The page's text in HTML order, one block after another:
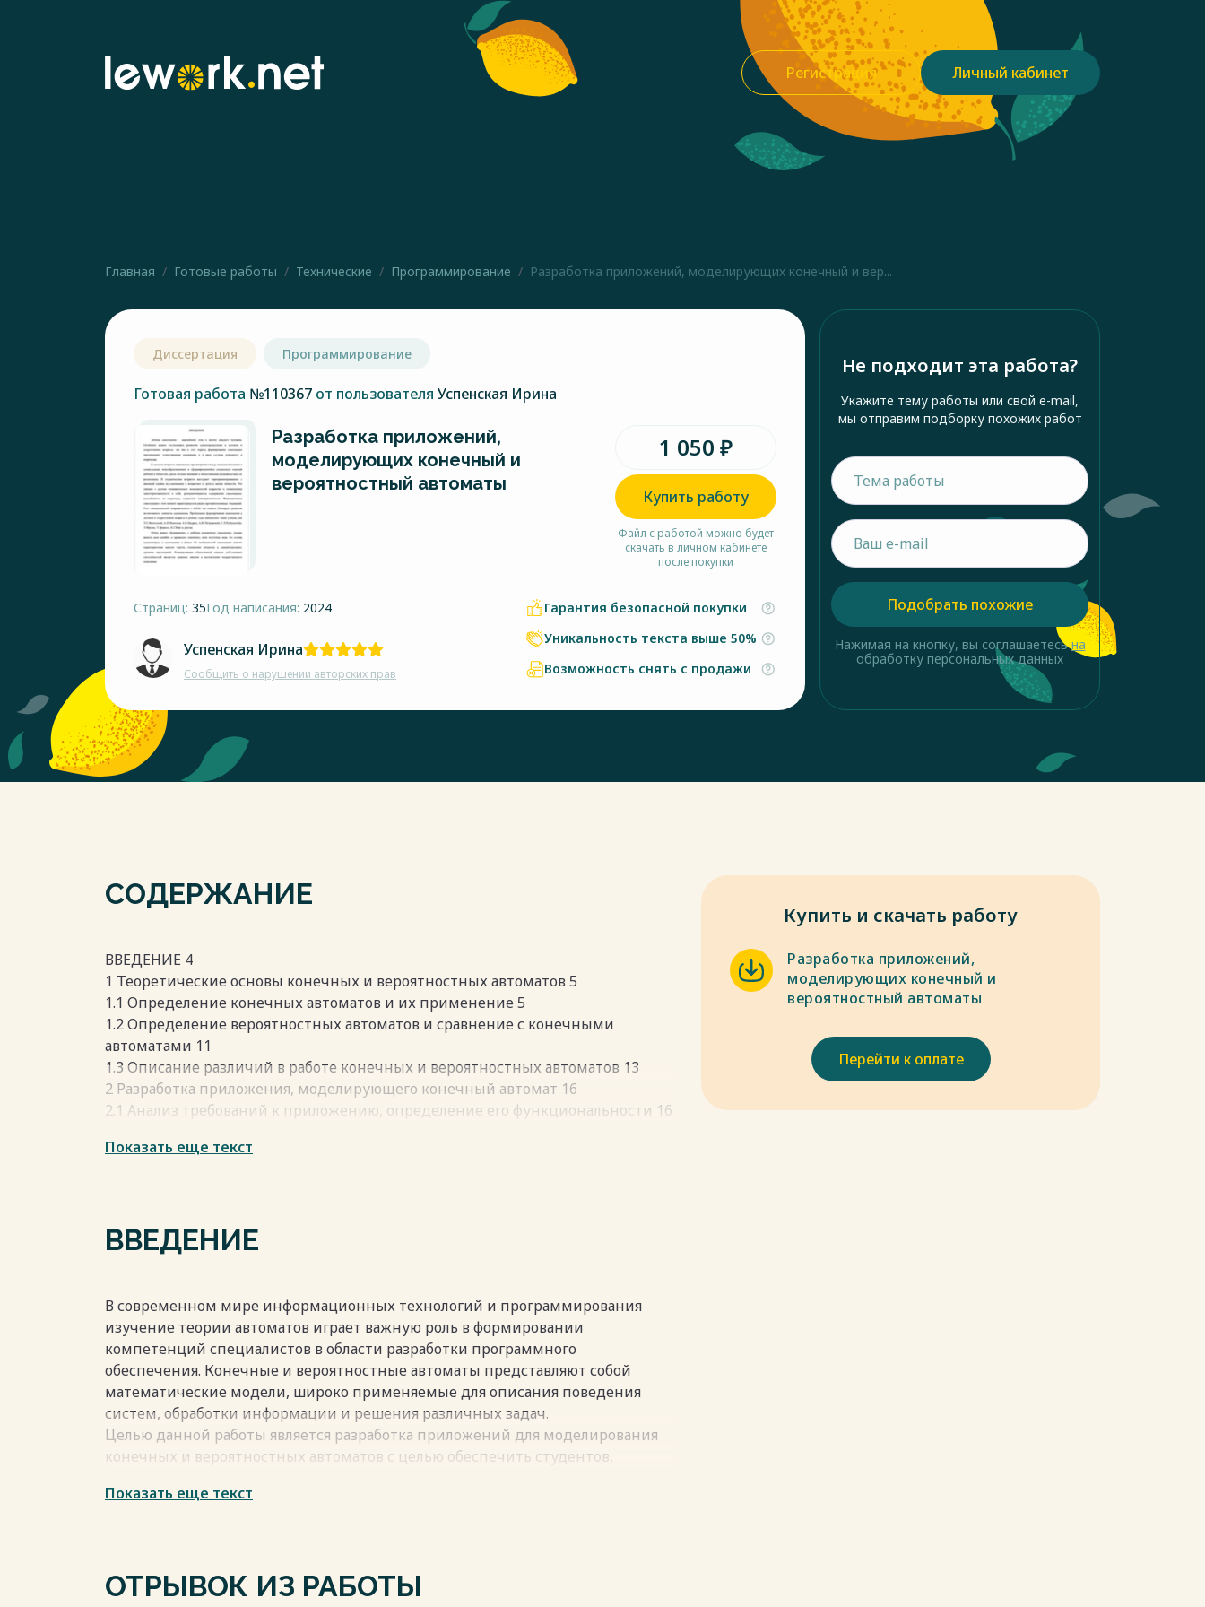
Регистрация Личный кабинет
Главная Готовые работы Технические Программирование Разработка приложений, моделирующих конечный и вер...
Диссертация Программирование
Готовая работа №110367 от пользователя Успенская Ирина
Разработка приложений,
моделирующих конечный и
вероятностный автоматы
1 050 ₽
Купить работу
Файл с работой можно будет
скачать в личном кабинете
после покупки
Страниц: 35Год написания: 2024
Успенская Ирина
Сообщить о нарушении авторских прав
Гарантия безопасной покупки
Уникальность текста выше 50%
Возможность снять с продажи
Не подходит эта работа?
Укажите тему работы или свой e-mail,
мы отправим подборку похожих работ
Подобрать похожие
Нажимая на кнопку, вы соглашаетесьна
обработку персональных данных
СОДЕРЖАНИЕ
ВВЕДЕНИЕ 4
1 Теоретические основы конечных и вероятностных автоматов 5
1.1 Определение конечных автоматов и их применение 5
1.2 Определение вероятностных автоматов и сравнение с конечными
автоматами 11
1.3 Описание различий в работе конечных и вероятностных автоматов 13
2 Разработка приложения, моделирующего конечный автомат 16
2.1 Анализ требований к приложению, определение его функциональности 16
2.3 Тестирование разработанного приложения на практике 18
3.3 Тестирование разработанного приложения на практике 25
ЗАКЛЮЧЕНИЕ 33
Весь текст будет доступенпосле покупки
Показать еще текст
ВВЕДЕНИЕ
В современном мире информационных технологий и программирования
изучение теории автоматов играет важную роль в формировании
компетенций специалистов в области разработки программного
обеспечения. Конечные и вероятностные автоматы представляют собой
математические модели, широко применяемые для описания поведения
систем, обработки информации и решения различных задач.
Целью данной работы является разработка приложений для моделирования
конечных и вероятностных автоматов с целью обеспечить студентов,
эффективными инструментами для изучения и практического применения
В рамках исследования мы будем рассматривать основные принципы работы
Показать еще текст
ОТРЫВОК ИЗ РАБОТЫ
Купить и скачать работу
Разработка приложений,
моделирующих конечный и
вероятностный автоматы
Перейти к оплате